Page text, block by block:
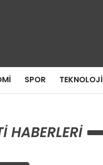
SPOR TEKNOLOJI
HABERLERI